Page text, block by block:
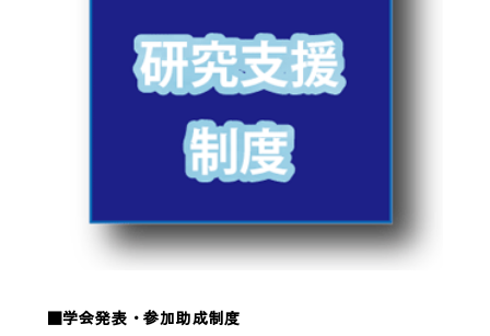
■学会発表・参加助成制度